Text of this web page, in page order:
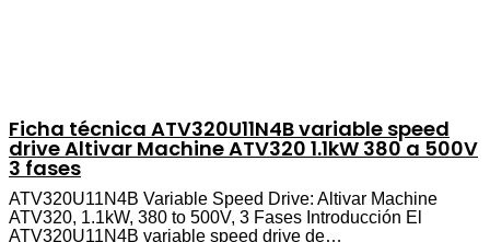
Ficha técnica ATV320U11N4B variable speed
drive Altivar Machine ATV320 1.1kW 380 a 500V
3 fases
ATV320U11N4B Variable Speed Drive: Altivar Machine
ATV320, 1.1kW, 380 to 500V, 3 Fases Introducción El
ATV320U11N4B variable speed drive de…